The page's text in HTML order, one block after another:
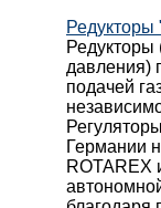
Редукторы
давления)
подачей
Германии
ROTAREX